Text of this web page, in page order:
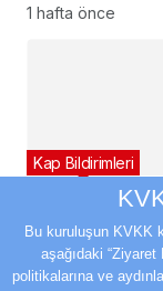
çeyrek
1 hafta önce
YEO
(YEOTK) 9,8
dolarlık
Kap Bildirimleri
1 hafta önce
Bu kuruluşun KVKK
aşağıdaki
politikalarına ve